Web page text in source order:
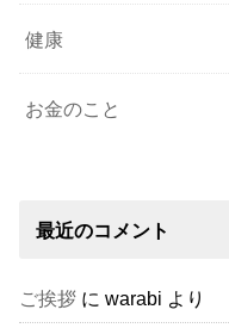
健康
お金のこと
最近のコメント
ご挨拶 にwarabi より